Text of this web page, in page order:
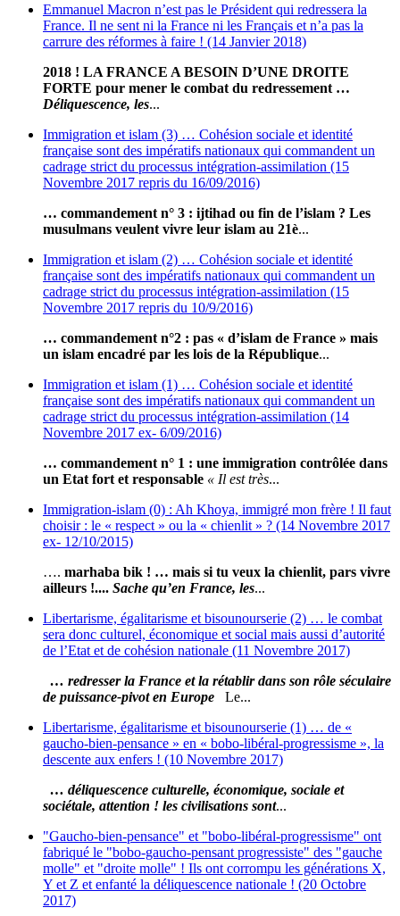
Emmanuel Macron n’est pas le Président qui redressera la
France. Il ne sent ni la France ni les Français et n’a pas la
carrure des réformes à faire ! (14 Janvier 2018)
2018 ! LA FRANCE A BESOIN D’UNE DROITE
FORTE pour mener le combat du redressement …
Déliquescence, les...
Immigration et islam (3) … Cohésion sociale et identité
française sont des impératifs nationaux qui commandent un
cadrage strict du processus intégration-assimilation (15
Novembre 2017 repris du 16/09/2016)
… commandement n° 3 : ijtihad ou fin de l’islam ? Les
musulmans veulent vivre leur islam au 21è...
Immigration et islam (2) … Cohésion sociale et identité
française sont des impératifs nationaux qui commandent un
cadrage strict du processus intégration-assimilation (15
Novembre 2017 repris du 10/9/2016)
… commandement n°2 : pas « d’islam de France » mais
un islam encadré par les lois de la République...
Immigration et islam (1) … Cohésion sociale et identité
française sont des impératifs nationaux qui commandent un
cadrage strict du processus intégration-assimilation (14
Novembre 2017 ex- 6/09/2016)
… commandement n° 1 : une immigration contrôlée dans
un Etat fort et responsable « Il est très...
Immigration-islam (0) : Ah Khoya, immigré mon frère ! Il faut
choisir : le « respect » ou la « chienlit » ? (14 Novembre 2017
ex- 12/10/2015)
…. marhaba bik ! … mais si tu veux la chienlit, pars vivre
ailleurs !.... Sache qu’en France, les...
Libertarisme, égalitarisme et bisounourserie (2) … le combat
sera donc culturel, économique et social mais aussi d’autorité
de l’Etat et de cohésion nationale (11 Novembre 2017)
… redresser la France et la rétablir dans son rôle séculaire
de puissance-pivot en Europe Le...
Libertarisme, égalitarisme et bisounourserie (1) … de «
gaucho-bien-pensance » en « bobo-libéral-progressisme », la
descente aux enfers ! (10 Novembre 2017)
… déliquescence culturelle, économique, sociale et
sociétale, attention ! les civilisations sont...
"Gaucho-bien-pensance" et "bobo-libéral-progressisme" ont
fabriqué le "bobo-gaucho-pensant progressiste" des "gauche
molle" et "droite molle" ! Ils ont corrompu les générations X,
Y et Z et enfanté la déliquescence nationale ! (20 Octobre
2017)